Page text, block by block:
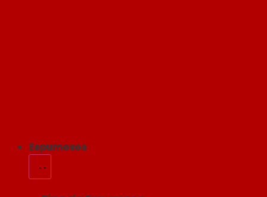
Espumosos